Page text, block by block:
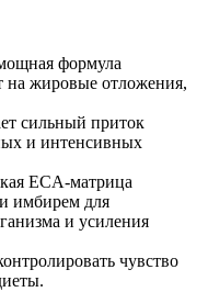
формула
на жировые отложения,
сильный приток
и интенсивных
ECA-матрица
имбирем для
и усиления
чувство